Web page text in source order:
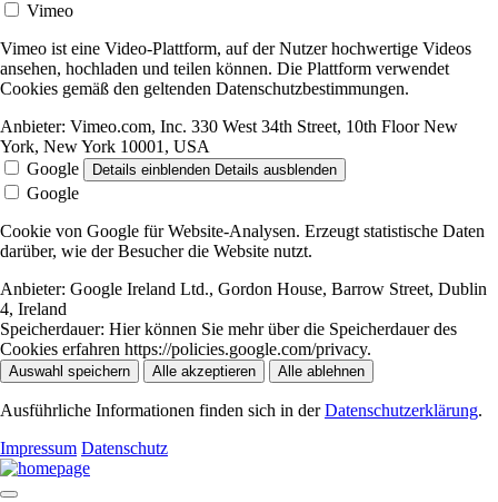
Vimeo
Vimeo ist eine Video-Plattform, auf der Nutzer hochwertige Videos
ansehen, hochladen und teilen können. Die Plattform verwendet
Cookies gemäß den geltenden Datenschutzbestimmungen.
Anbieter: Vimeo.com, Inc. 330 West 34th Street, 10th Floor New
York, New York 10001, USA
Google
Details einblenden Details ausblenden
Google
Cookie von Google für Website-Analysen. Erzeugt statistische Daten
darüber, wie der Besucher die Website nutzt.
Anbieter: Google Ireland Ltd., Gordon House, Barrow Street, Dublin
4, Ireland
Speicherdauer: Hier können Sie mehr über die Speicherdauer des
Cookies erfahren https://policies.google.com/privacy.
Auswahl speichern Alle akzeptieren Alle ablehnen
Ausführliche Informationen finden sich in derDatenschutzerklärung.
Impressum Datenschutz